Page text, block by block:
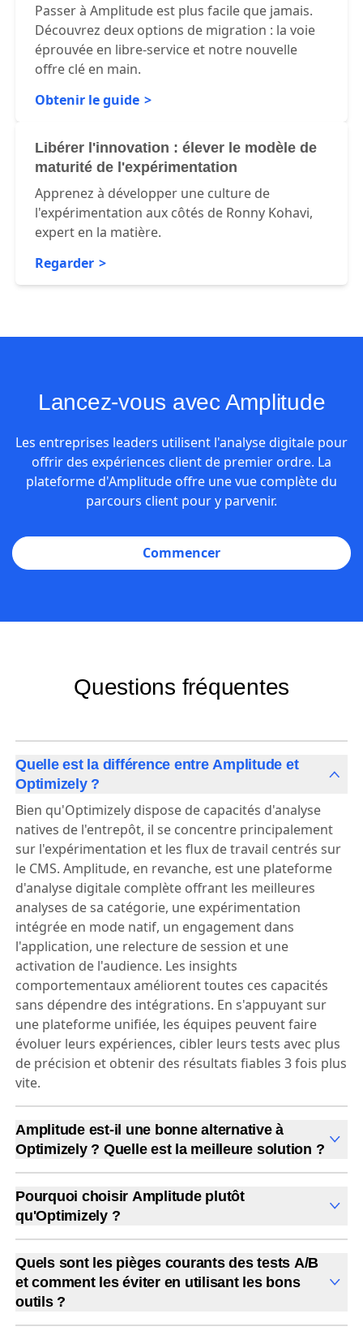
Passer à Amplitude est plus facile que jamais.
Découvrez deux options de migration : la voie
éprouvée en libre-service et notre nouvelle
offre clé en main.
Obtenir le guide
Libérer l'innovation : élever le modèle de
maturité de l'expérimentation
Apprenez à développer une culture de
l'expérimentation aux côtés de Ronny Kohavi,
expert en la matière.
Regarder
Lancez-vous avec Amplitude
Les entreprises leaders utilisent l'analyse digitale pour
offrir des expériences client de premier ordre. La
plateforme d'Amplitude offre une vue complète du
parcours client pour y parvenir.
Commencer
Questions fréquentes
Quelle est la différence entre Amplitude et
Optimizely ?
Bien qu'Optimizely dispose de capacités d'analyse
natives de l'entrepôt, il se concentre principalement
sur l'expérimentation et les flux de travail centrés sur
le CMS. Amplitude, en revanche, est une plateforme
d'analyse digitale complète offrant les meilleures
analyses de sa catégorie, une expérimentation
intégrée en mode natif, un engagement dans
l'application, une relecture de session et une
activation de l'audience. Les insights
comportementaux améliorent toutes ces capacités
sans dépendre des intégrations. En s'appuyant sur
une plateforme unifiée, les équipes peuvent faire
évoluer leurs expériences, cibler leurs tests avec plus
de précision et obtenir des résultats fiables 3 fois plus
vite.
Amplitude est-il une bonne alternative à
Optimizely ? Quelle est la meilleure solution ?
Amplitude est une alternative solide à Optimizely,
notamment pour les stratégies d'expérimentation
centrées sur le produit. Alors qu'Optimizely est
centré sur le marketing
Amplitude réunit l'analyse, les expérimentations de
fonctionnalités et web sur une plateforme unique,
offrant des résultats fiables, sans dérive de données
et avec moins de contraintes d'intégration.
Pourquoi choisir Amplitude plutôt
qu'Optimizely ?
Les équipes préfèrent Amplitude à Optimizely pour
ses résultats fiables, rendus possibles par des
métriques unifiées et une résolution d'identité
intégrée, garantissant la cohérence et la fiabilité des
expérimentations. La plateforme intègre également
Quels sont les pièges courants des tests A/B
et comment les éviter en utilisant les bons
outils ?
Arrêter un test prématurément, ignorer la